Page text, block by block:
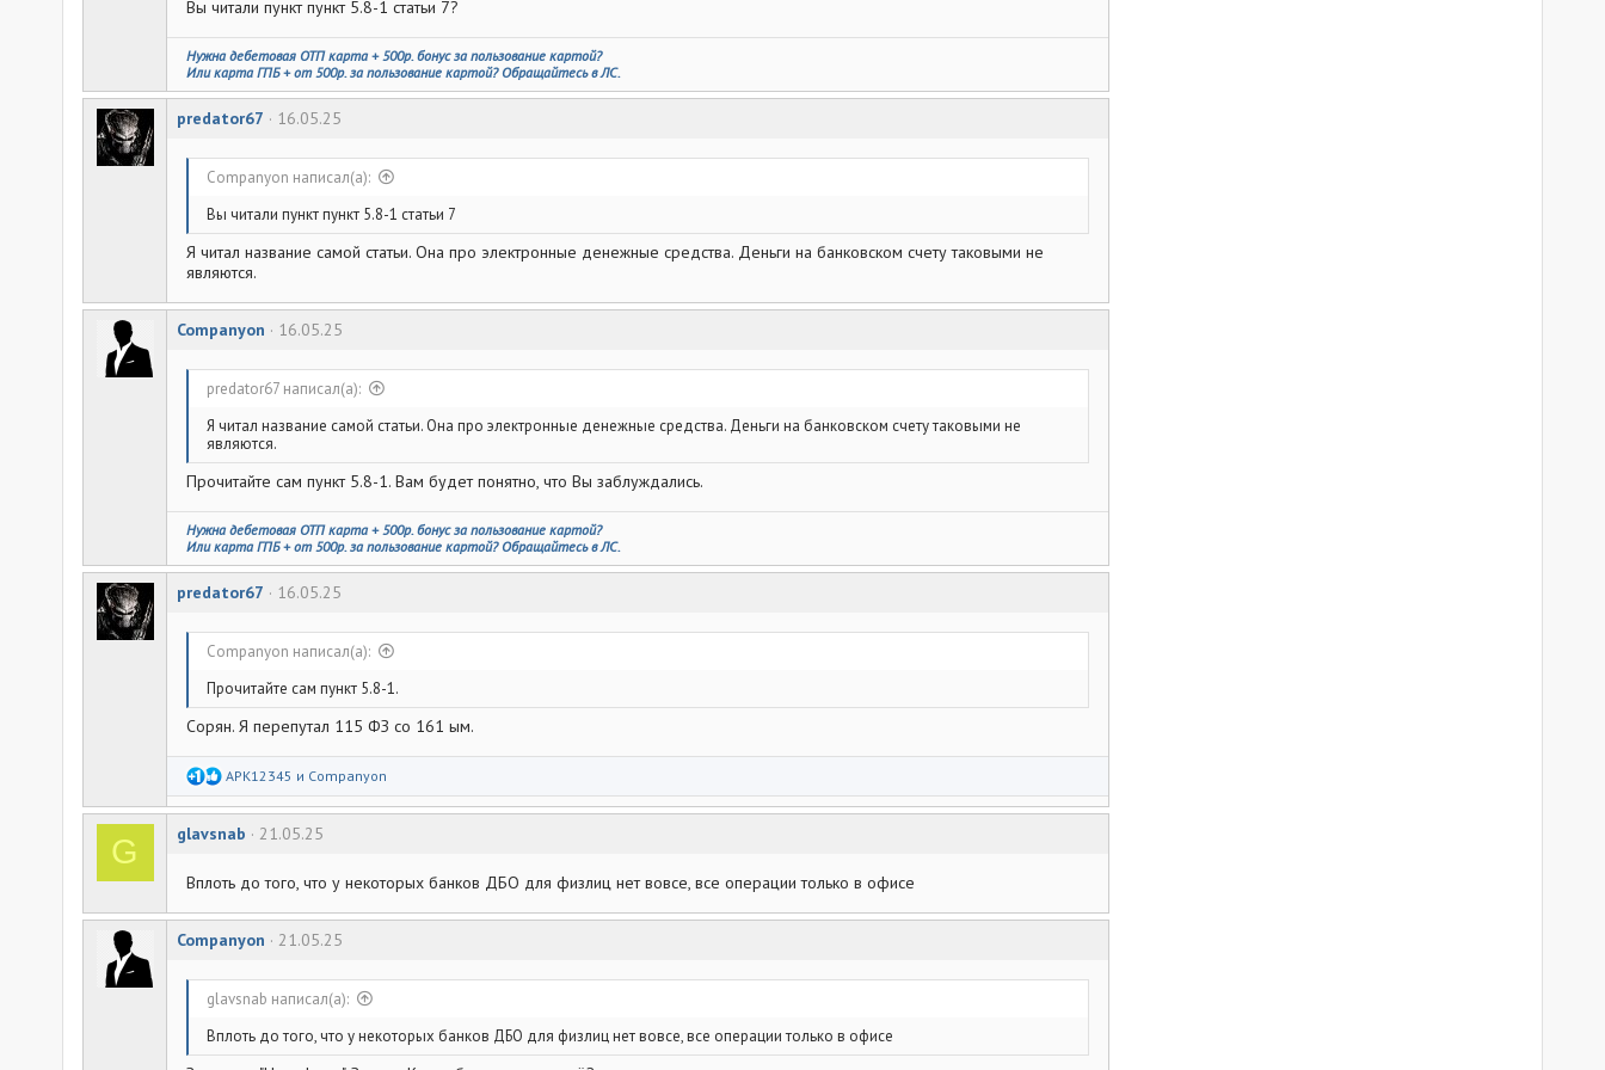
Вы читали пункт пункт 5.8-1 статьи 7?
Нужна дебетовая ОТП карта + 500р. бонус за пользование картой?
Или карта ГПБ + от 500р. за пользование картой? Обращайтесь в ЛС.
predator67 16.05.25
Companyon написал(а):
Вы читали пункт пункт 5.8-1 статьи 7
Я читал название самой статьи. Она про электронные денежные средства. Деньги на банковском счету таковыми не
являются.
Companyon 16.05.25
predator67 написал(а):
Я читал название самой статьи. Она про электронные денежные средства. Деньги на банковском счету таковыми не
являются.
Прочитайте сам пункт 5.8-1. Вам будет понятно, что Вы заблуждались.
Нужна дебетовая ОТП карта + 500р. бонус за пользование картой?
Или карта ГПБ + от 500р. за пользование картой? Обращайтесь в ЛС.
predator67 16.05.25
Companyon написал(а):
Прочитайте сам пункт 5.8-1.
Сорян. Я перепутал 115 ФЗ со 161 ым.
Р
а
ц
:
APK12345 и Companyon
G glavsnab 21.05.25
Вплоть до того, что у некоторых банков ДБО для физлиц нет вовсе, все операции только в офисе
Companyon 21.05.25
glavsnab написал(а):
Вплоть до того, что у некоторых банков ДБО для физлиц нет вовсе, все операции только в офисе